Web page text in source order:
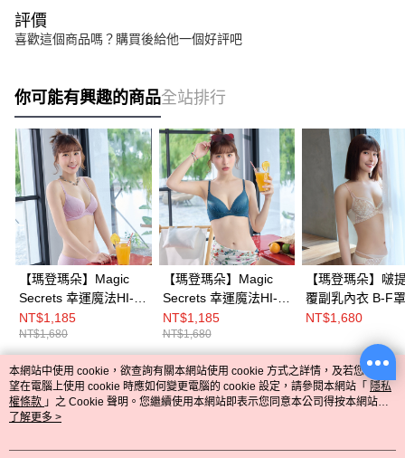
評價
喜歡這個商品嗎？購買後給他一個好評吧
你可能有興趣的商品全站排行
【瑪登瑪朵】Magic
Secrets 幸運魔法HI-Ｑ
棉內衣 B-E罩杯(純真
粉)
NT$1,185
NT$1,680
【瑪登瑪朵】Magic
Secrets 幸運魔法HI-Ｑ
棉內衣 B-E罩杯(魅影
綠)
NT$1,185
NT$1,680
【瑪登瑪朵】啵
覆副乳內衣 B-F
(楓糖膚)
NT$1,680
熱門標籤
本網站中使用 cookie，欲查詢有關本網站使用 cookie 方式之詳情，及若您不希
望在電腦上使用 cookie 時應如何變更電腦的 cookie 設定，請參閱本網站「 隱私
權條款 」之 Cookie 聲明。您繼續使用本網站即表示您同意本公司得按本網站使
用條款之 Cookie 聲明使用 cookie。
了解更多 >